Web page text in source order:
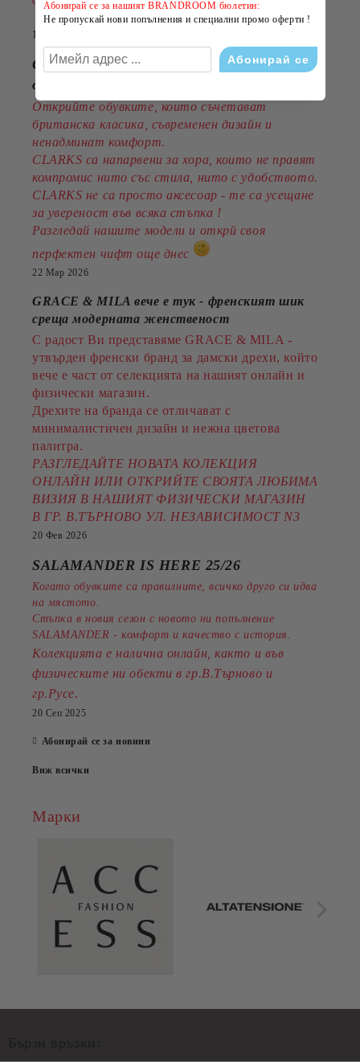
14 Юли 2026
CLARKS - стил, комфорт и традиция
от 1825година
Открийте обувките, които съчетават
британска класика, съвременен дизайн и
ненадминат комфорт.
CLARKS са напарвени за хора, които не правят
компромис нито със стила, нито с удобството.
CLARKS не са просто аксесоар - те са усещане
за увереност във всяка стъпка !
Разгледай нашите модели и открй своя
перфектен чифт още днес
22 Мар 2026
GRACE & MILA вече е тук - френският шик
среща модерната женственост
С радост Ви представяме GRACE & MILA -
утвърден френски бранд за дамски дрехи, който
вече е част от селекцията на нашият онлайн и
физически магазин.
Дрехите на бранда се отличават с
минималистичен дизайн и нежна цветова
палитра.
РАЗГЛЕДАЙТЕ НОВАТА КОЛЕКЦИЯ
ОНЛАЙН ИЛИ ОТКРИЙТЕ СВОЯТА ЛЮБИМА
ВИЗИЯ В НАШИЯТ ФИЗИЧЕСКИ МАГАЗИН
В ГР. В.ТЪРНОВО УЛ. НЕЗАВИСИМОСТ N3
20 Фев 2026
SALAMANDER IS HERE 25/26
Когато обувките са правилните, всичко друго си идва
на мястото.
Стъпка в новия сезон с новото ни попълнение
SALAMANDER - комфорт и качество с история.
Колекцията е налична онлайн, както и във
физическите ни обекти в гр.В.Търново и
гр.Русе.
20 Сеп 2025
Абонирай се за новини
Виж всички
Марки
Абонирай се за нашият BRANDROOM бюлетин:
Не пропускай нови попълнения и специални промо оферти !